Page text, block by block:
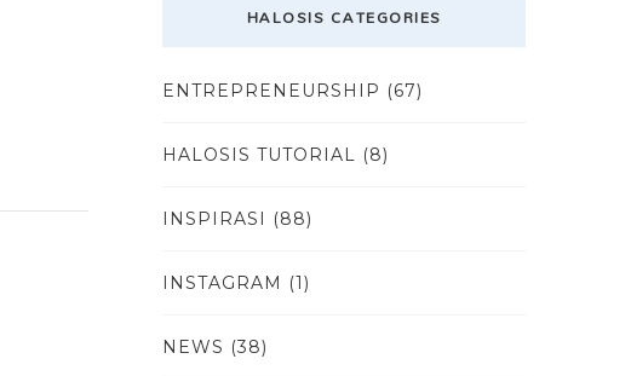
HALOSIS CATEGORIES
ENTREPRENEURSHIP (67)
HALOSIS TUTORIAL (8)
INSPIRASI (88)
INSTAGRAM (1)
NEWS (38)